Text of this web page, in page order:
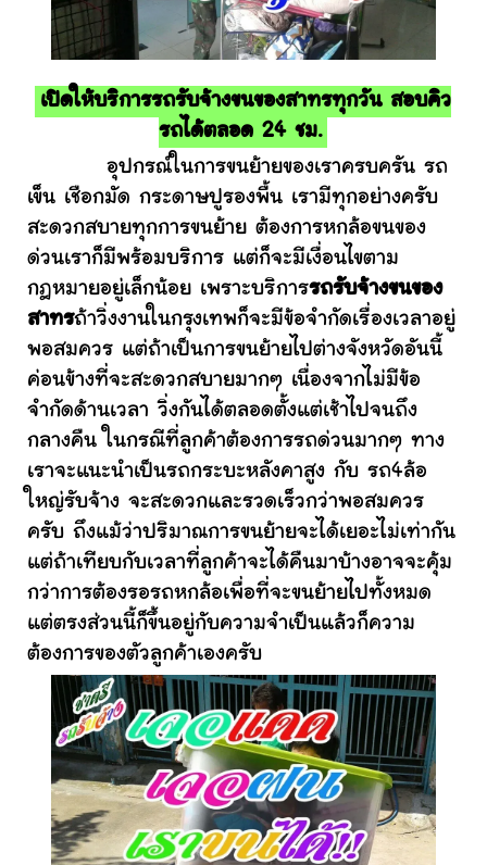
เปิดให้บริการรถรับจ้างขนของสาทรทุกวัน สอบคิว
รถได้ตลอด 24 ชม.
อุปกรณ์ในการขนย้ายของเราครบครัน รถ
เข็น เชือกมัด กระดาษปูรองพื้น เรามีทุกอย่างครับ
สะดวกสบายทุกการขนย้าย ต้องการหกล้อขนของ
ด่วนเราก็มีพร้อมบริการ แต่ก็จะมีเงื่อนไขตาม
กฎหมายอยู่เล็กน้อย เพราะบริการรถรับจ้างขนของ
สาทรถ้าวิ่งงานในกรุงเทพก็จะมีข้อจำกัดเรื่องเวลาอยู่
พอสมควร แต่ถ้าเป็นการขนย้ายไปต่างจังหวัดอันนี้
ค่อนข้างที่จะสะดวกสบายมากๆ เนื่องจากไม่มีข้อ
จำกัดด้านเวลา วิ่งกันได้ตลอดตั้งแต่เช้าไปจนถึง
กลางคืน ในกรณีที่ลูกค้าต้องการรถด่วนมากๆ ทาง
เราจะแนะนำเป็นรถกระบะหลังคาสูง กับ รถ4ล้อ
ใหญ่รับจ้าง จะสะดวกและรวดเร็วกว่าพอสมควร
ครับ ถึงแม้ว่าปริมาณการขนย้ายจะได้เยอะไม่เท่ากัน
แต่ถ้าเทียบกับเวลาที่ลูกค้าจะได้คืนมาบ้างอาจจะคุ้ม
กว่าการต้องรอรถหกล้อเพื่อที่จะขนย้ายไปทั้งหมด
แต่ตรงส่วนนี้ก็ขึ้นอยู่กับความจำเป็นแล้วก็ความ
ต้องการของตัวลูกค้าเองครับ